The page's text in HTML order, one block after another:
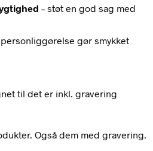
– støt en god sag med
personliggørelse gør smykket
til det er inkl. gravering
Også dem med gravering.